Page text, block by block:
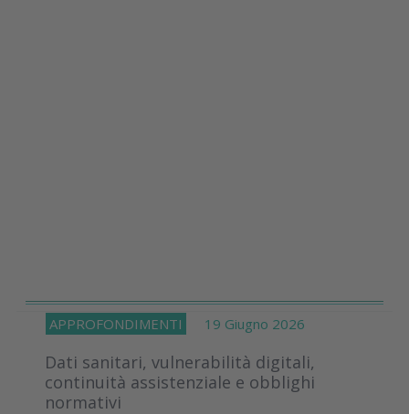
APPROFONDIMENTI 19 Giugno 2026
Dati sanitari, vulnerabilità digitali,
continuità assistenziale e obblighi
normativi